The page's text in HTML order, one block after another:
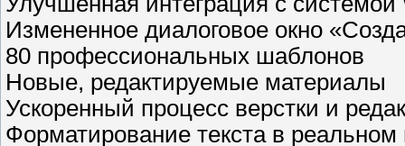
Измененное диалоговое окно
80 профессиональных шаблонов
Новые, редактируемые материалы
Ускоренный процесс верстки и
Форматирование текста в